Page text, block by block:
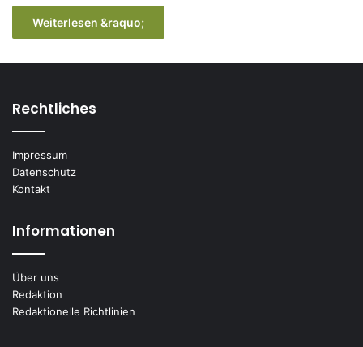
Weiterlesen &raquo;
Rechtliches
Impressum
Datenschutz
Kontakt
Informationen
Über uns
Redaktion
Redaktionelle Richtlinien